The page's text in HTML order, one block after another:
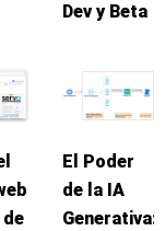
Dev y Beta
de
El Poder
de la IA
Generativa: